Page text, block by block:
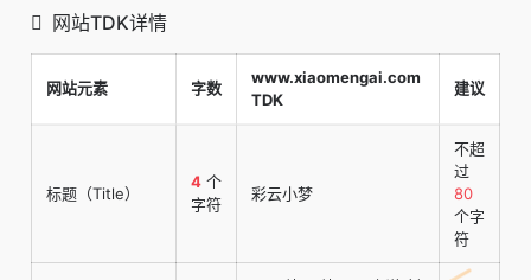
网站TDK详情
网站元素 字数
www.xiaomengai.com
TDK
建议
标题（Title）
4 个
字符
彩云小梦
不超
过
80
个字
符